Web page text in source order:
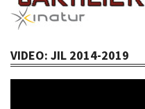
VIDEO: JIL 2014-2019